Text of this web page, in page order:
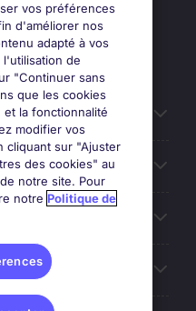
vos préférences
d'améliorer nos
adapté à vos
de
"Continuer sans
que les cookies
et la fonctionnalité
modifier vos
cliquant sur "Ajuster
des cookies" au
notre site. Pour
notre Politique de